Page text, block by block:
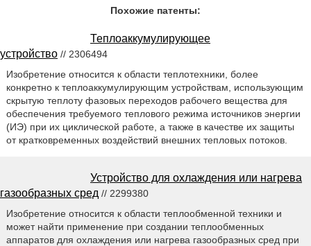
Похожие патенты:
Теплоаккумулирующее
устройство // 2306494
Изобретение относится к области теплотехники, более
конкретно к теплоаккумулирующим устройствам, использующим
скрытую теплоту фазовых переходов рабочего вещества для
обеспечения требуемого теплового режима источников энергии
(ИЭ) при их циклической работе, а также в качестве их защиты
от кратковременных воздействий внешних тепловых потоков.
Устройство для охлаждения или нагрева
газообразных сред // 2299380
Изобретение относится к области теплообменной техники и
может найти применение при создании теплообменных
аппаратов для охлаждения или нагрева газообразных сред при